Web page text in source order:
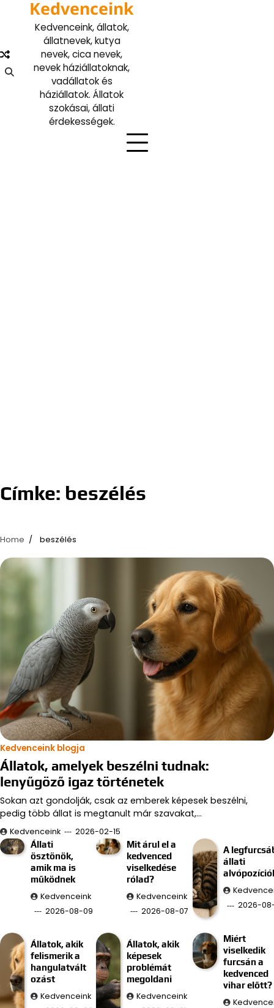
Kedvenceink
Kedvenceink, állatok,
állatnevek, kutya
nevek, cica nevek,
nevek háziállatoknak,
vadállatok és
háziállatok. Állatok
szokásai, állati
érdekességek.
Címke: beszélés
Home beszélés
Kedvenceink blogja
Állatok, amelyek beszélni tudnak:
lenyűgöző igaz történetek
Sokan azt gondolják, csak az emberek képesek beszélni,
pedig több állat is megtanult már szavakat,…
Kedvenceink
2026-02-15
Állati
ösztönök,
amik ma is
működnek
Kedvenceink
2026-08-09
Mit árul el a
kedvenced
viselkedése
rólad?
Kedvenceink
2026-08-07
A
állati
2026-
Állatok, akik
felismerik a
hangulatvált
ozást
Kedvenceink
Állatok, akik
képesek
problémát
megoldani
Kedvenceink
Miért
viselkedik
furcsán a
kedvenced
vihar előtt?